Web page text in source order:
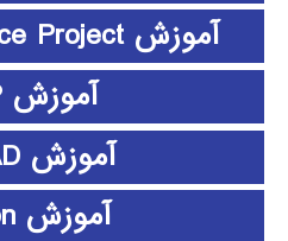
آموزش Microsoft Office Project
آموزش PHP
آموزش PSCAD
آموزش python